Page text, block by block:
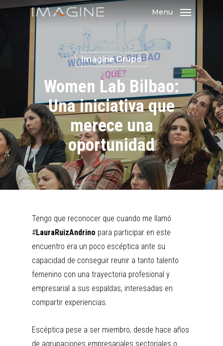
Skip
Menu
Imagine Grupo
Women Lab Bilbao:
Una iniciativa que
merece una
oportunidad
Tengo que reconocer que cuando me llamó
#LauraRuizAndrino para participar en este
encuentro era un poco escéptica ante su
capacidad de conseguir reunir a tanto talento
femenino con una trayectoria profesional y
empresarial a sus espaldas, interesadas en
compartir experiencias.
Escéptica pese a ser miembro, desde hace años
de agrupaciones empresariales sectoriales o